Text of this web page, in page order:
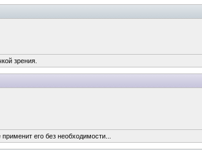
зрения.
его без необходимости...